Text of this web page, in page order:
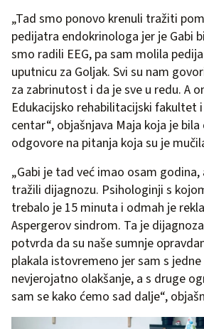
„Tad smo ponovo krenuli tražiti
pedijatra endokrinologa jer je Gabi
smo radili EEG, pa sam molila
uputnicu za Goljak. Svi su nam
za zabrinutost i da je sve u redu. A
Edukacijsko rehabilitacijski fakultet
centar“, objašnjava Maja koja je
odgovore na pitanja koja su je
„Gabi je tad već imao osam
tražili dijagnozu. Psihologinji s
trebalo je 15 minuta i odmah je
Aspergerov sindrom. Ta je
potvrda da su naše sumnje
plakala istovremeno jer sam s
nevjerojatno olakšanje, a s druge
sam se kako ćemo sad dalje“,